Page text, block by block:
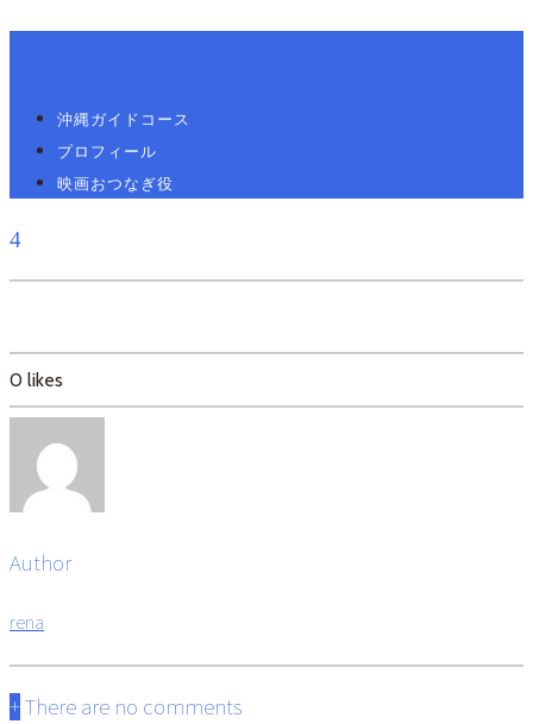
沖縄ガイドコース
プロフィール
映画おつなぎ役
4
0 likes
Author
rena
+There are no comments